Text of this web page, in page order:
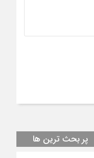
پر بحث ترین ها